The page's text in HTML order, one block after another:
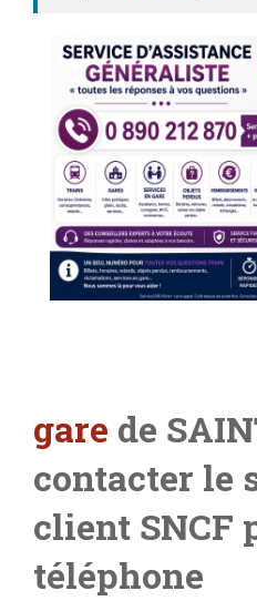
gare de
contacter le
client SNCF
téléphone